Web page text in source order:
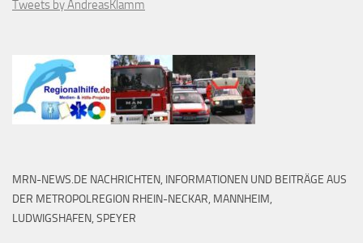
Tweets by AndreasKlamm
MRN-NEWS.DE NACHRICHTEN, INFORMATIONEN UND BEITRÄGE AUS
DER METROPOLREGION RHEIN-NECKAR, MANNHEIM,
LUDWIGSHAFEN, SPEYER